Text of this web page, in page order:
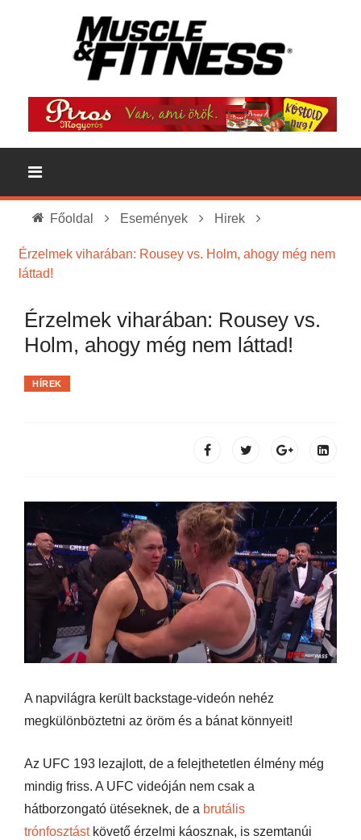
Főoldal Események Hirek
Érzelmek viharában: Rousey vs. Holm, ahogy még nem
láttad!
Érzelmek viharában: Rousey vs.
Holm, ahogy még nem láttad!
HÍREK
A napvilágra került backstage-videón nehéz
megkülönböztetni az öröm és a bánat könnyeit!
Az UFC 193 lezajlott, de a felejthetetlen élmény még
mindig friss. A UFC videóján nem csak a
hátborzongató ütéseknek, de a brutális
trónfosztástkövető érzelmi káosznak, is szemtanúi